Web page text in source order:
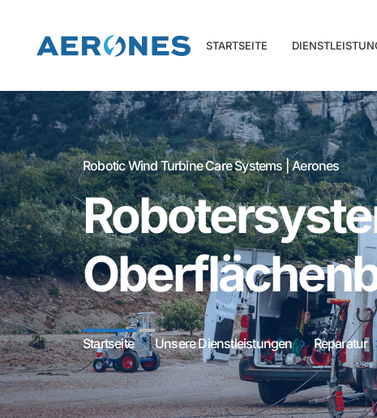
STARTSEITE
Robotic Wind Turbine Care Systems | Aerones
Startseite Unsere Dienstleistungen Reparatur